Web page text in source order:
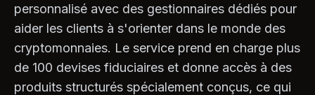
personnalisé avec des gestionnaires dédiés pour
aider les clients à s'orienter dans le monde des
cryptomonnaies. Le service prend en charge plus
de 100 devises fiduciaires et donne accès à des
produits structurés spécialement conçus, ce qui